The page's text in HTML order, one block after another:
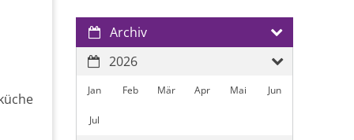
Archiv
2026
Jan Feb Mär Apr Mai Jun
Jul